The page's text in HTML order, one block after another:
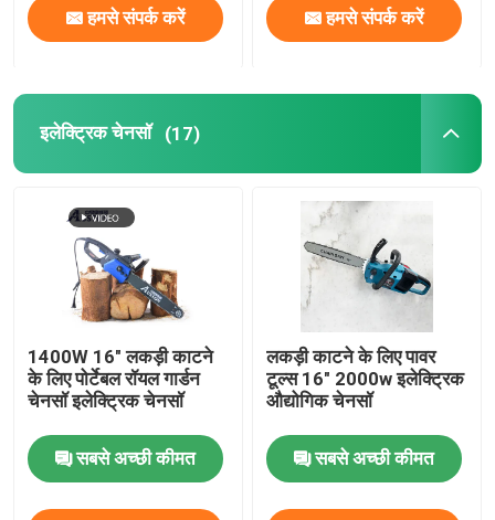
हमसे संपर्क करें हमसे संपर्क करें
इलेक्ट्रिक चेनसॉ (17)
1400W 16" लकड़ी काटने
के लिए पोर्टेबल रॉयल गार्डन
चेनसॉ इलेक्ट्रिक चेनसॉ
सबसे अच्छी कीमत
लकड़ी काटने के लिए पावर
टूल्स 16" 2000w इलेक्ट्रिक
औद्योगिक चेनसॉ
सबसे अच्छी कीमत